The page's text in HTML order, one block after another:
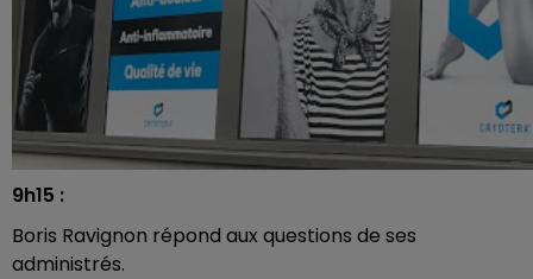
9h15 :
Boris Ravignon répond aux questions de ses
administrés.